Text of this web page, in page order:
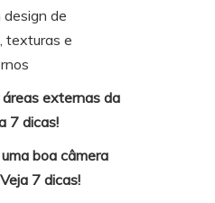
design de
texturas e
externas da
7 dicas!
boa câmera
7 dicas!